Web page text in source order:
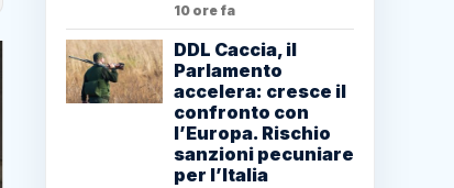
10 ore fa
DDL Caccia, il
Parlamento
accelera: cresce il
confronto con
l’Europa. Rischio
sanzioni pecuniare
per l’Italia